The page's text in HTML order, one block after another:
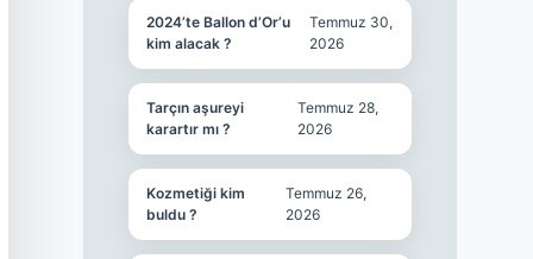
2024’te Ballon d’Or’u
kim alacak ?
Temmuz 30,
2026
Tarçın aşureyi
karartır mı ?
Temmuz 28,
2026
Kozmetiği kim
buldu ?
Temmuz 26,
2026